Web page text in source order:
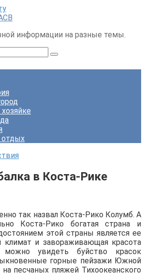
информации на разные темы.
отдых
в Коста-Рике
так назвал Коста-Рико Колумб. А
Коста-Рико богатая страна и
этой страны является ее
и завораживающая красота
можно увидеть буйство красок
горные пейзажи Южной
песчаных пляжей Тихоокеанского